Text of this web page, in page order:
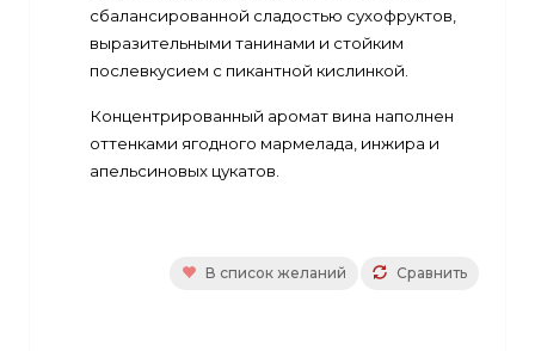
сбалансированной сладостью сухофруктов,
выразительными танинами и стойким
послевкусием с пикантной кислинкой.
Концентрированный аромат вина наполнен
оттенками ягодного мармелада, инжира и
апельсиновых цукатов.
Сравнить
В список желаний